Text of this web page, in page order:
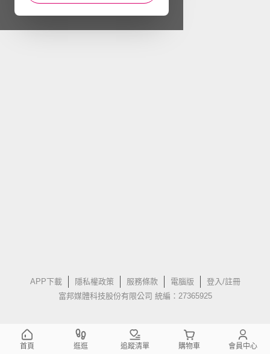
APP下載 隱私權政策 服務條款 電腦版
登入/註冊
富邦媒體科技股份有限公司 統編：27365925
首頁 逛逛 追蹤清單 購物車 會員中心